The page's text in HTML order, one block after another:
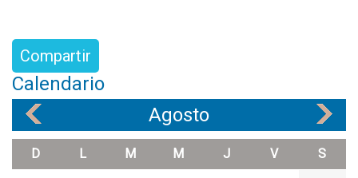
Compartir
Calendario
Agosto
D L M M J V S